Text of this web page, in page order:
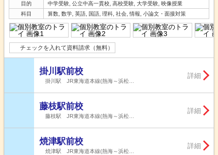
目的
中学受験, 公立中高一貫校, 高校受験, 大学受験, 映像授業
科目
算数, 数学, 英語, 国語, 理科, 社会, 情報, 小論文・面接対策
チェックを入れて資料請求（無料）
掛川駅前校
掛川駅 JR東海道本線(熱海～浜松…
詳細
藤枝駅前校
藤枝駅 JR東海道本線(熱海～浜松…
詳細
焼津駅前校
焼津駅 JR東海道本線(熱海～浜松…
詳細